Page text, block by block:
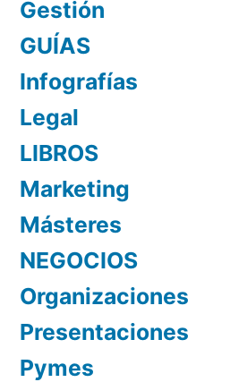
Gestión
GUÍAS
Infografías
Legal
LIBROS
Marketing
Másteres
NEGOCIOS
Organizaciones
Presentaciones
Pymes